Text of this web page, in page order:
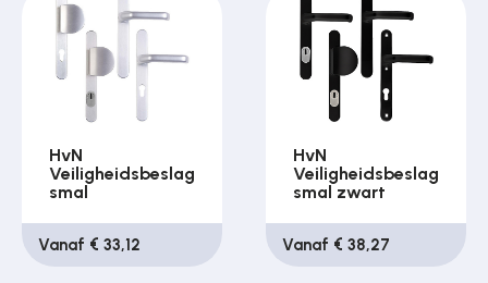
HvN
Veiligheidsbeslag
smal
Vanaf € 33,12
HvN
Veiligheidsbeslag
smal zwart
Vanaf € 38,27